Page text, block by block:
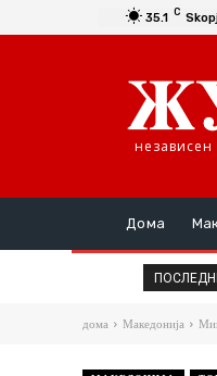
35.1 C
Дома
дома Македонија